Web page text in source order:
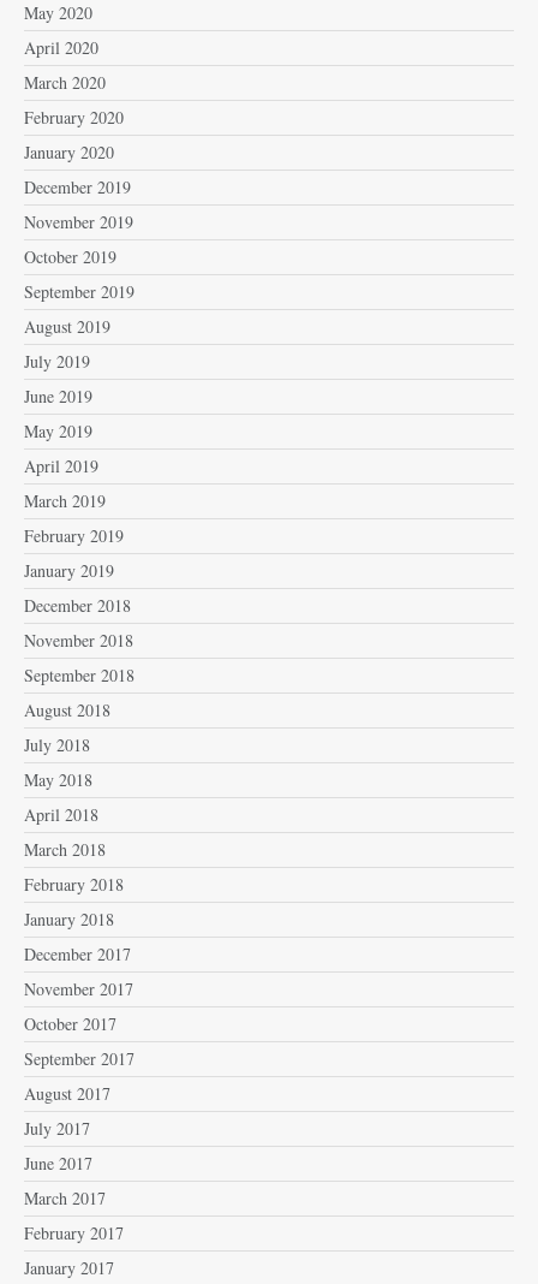
May 2020
April 2020
March 2020
February 2020
January 2020
December 2019
November 2019
October 2019
September 2019
August 2019
July 2019
June 2019
May 2019
April 2019
March 2019
February 2019
January 2019
December 2018
November 2018
September 2018
August 2018
July 2018
May 2018
April 2018
March 2018
February 2018
January 2018
December 2017
November 2017
October 2017
September 2017
August 2017
July 2017
June 2017
March 2017
February 2017
January 2017